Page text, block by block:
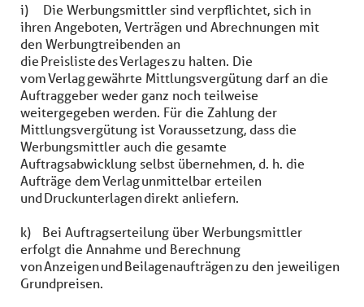
i) Die Werbungsmittler sind verpflichtet, sich in
ihren Angeboten, Verträgen und Abrechnungen mit
den Werbungtreibenden an
die Preisliste des Verlages zu halten. Die
vom Verlag gewährte Mittlungsvergütung darf an die
Auftraggeber weder ganz noch teilweise
weitergegeben werden. Für die Zahlung der
Mittlungsvergütung ist Voraussetzung, dass die
Werbungsmittler auch die gesamte
Auftragsabwicklung selbst übernehmen, d. h. die
Aufträge dem Verlag unmittelbar erteilen
und Druckunterlagen direkt anliefern.
k) Bei Auftragserteilung über Werbungsmittler
erfolgt die Annahme und Berechnung
von Anzeigen und Beilagenaufträgen zu den jeweiligen
Grundpreisen.